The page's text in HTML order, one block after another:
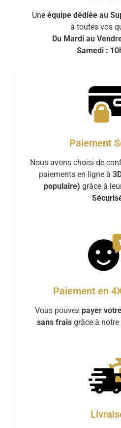
Une équipe dédiée au
à toutes vos
Du Mardi au
Samedi :
Paiement
Nous avons choisi de
paiements en ligne à
populaire) grâce à
Paiement en
Vous pouvez payer
sans frais grâce à